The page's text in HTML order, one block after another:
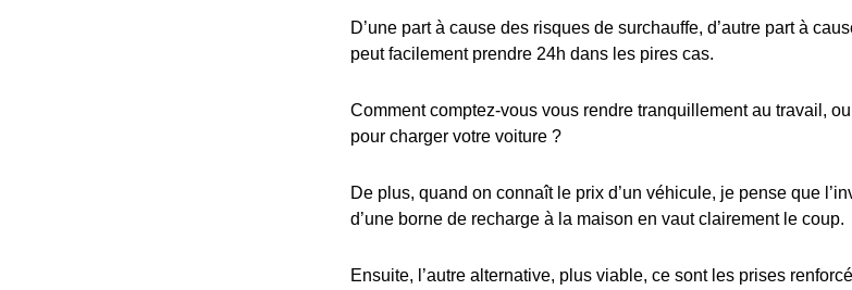
D’une part à cause des risques de surchauffe, d’autre part à
peut facilement prendre 24h dans les pires cas.
Comment comptez-vous vous rendre tranquillement au travail,
pour charger votre voiture ?
De plus, quand on connaît le prix d’un véhicule, je pense que
d’une borne de recharge à la maison en vaut clairement le coup.
Ensuite, l’autre alternative, plus viable, ce sont les prises